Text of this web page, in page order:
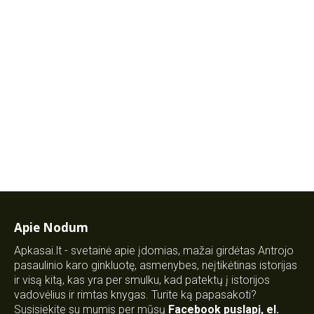
Apie Nodum
Apkasai.lt - svetainė apie įdomias, mažai girdėtas Antrojo
pasaulinio karo ginkluotę, asmenybes, neįtikėtinas istorijas
ir visą kitą, kas yra per smulku, kad patektų į istorijos
vadovėlius ir rimtas knygas. Turite ką papasakoti?
Susisiekite su mumis per mūsų Facebook puslapį, el.